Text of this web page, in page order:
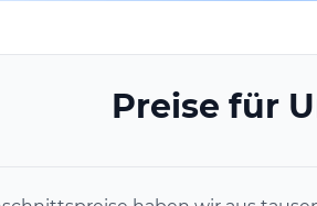
Preise für